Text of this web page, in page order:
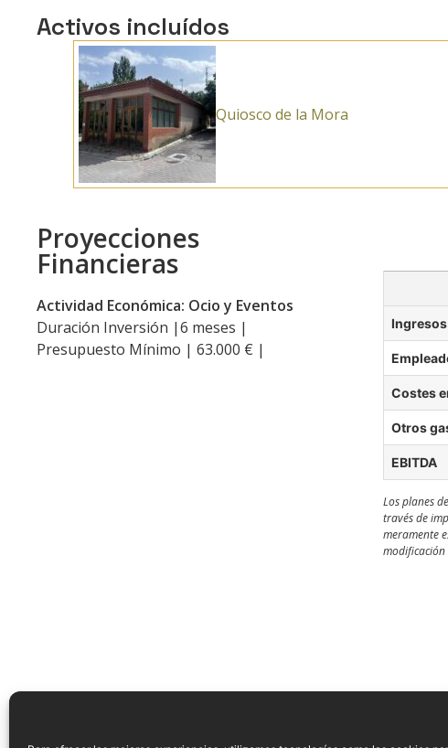
Activos incluídos
Quiosco de la Mora
Proyecciones
Financieras
Actividad Económica: Ocio y Eventos
Duración Inversión |6 meses |
Presupuesto Mínimo | 63.000 € |
Ingresos
Costes
Otros
EBITDA
Los planes
través de
meramente